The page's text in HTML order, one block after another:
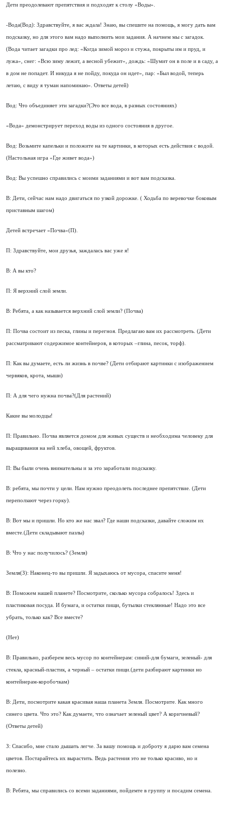
Дети преодолевают препятствия и подходят к столу «Воды».
-Вода(Вод): Здравствуйте, я вас ждала! Знаю, вы спешите на помощь, я могу дать вам
подсказку, но для этого вам надо выполнить мои задания. А начнем мы с загадок.
(Вода читает загадки про лед: «Когда зимой мороз и стужа, покрыты им и пруд, и
лужа», снег: «Всю зиму лежит, а весной убежит», дождь: «Шумит он в поле и в саду, а
в дом не попадет. И никуда я не пойду, покуда он идет», пар: «Был водой, теперь
летаю, с виду я туман напоминаю». Ответы детей)
Вод: Что объединяет эти загадки?(Это все вода, в разных состояниях)
«Вода» демонстрирует переход воды из одного состояния в другое.
Вод: Возьмите капельки и положите на те картинки, в которых есть действия с водой.
(Настольная игра «Где живет вода»)
Вод: Вы успешно справились с моими заданиями и вот вам подсказка.
В: Дети, сейчас нам надо двигаться по узкой дорожке. ( Ходьба по веревочке боковым
приставным шагом)
Детей встречает «Почва»(П).
П: Здравствуйте, мои друзья, заждалась вас уже я!
В: А вы кто?
П: Я верхний слой земли.
В: Ребята, а как называется верхний слой земли? (Почва)
П: Почва состоит из песка, глины и перегноя. Предлагаю вам их рассмотреть. (Дети
рассматривают содержимое контейнеров, в которых –глина, песок, торф).
П: Как вы думаете, есть ли жизнь в почве? (Дети отбирают картинки с изображением
червяков, крота, мыши)
П: А для чего нужна почва?(Для растений)
Какие вы молодцы!
П: Правильно. Почва является домом для живых существ и необходима человеку для
выращивания на ней хлеба, овощей, фруктов.
П: Вы были очень внимательны и за это заработали подсказку.
В: ребята, мы почти у цели. Нам нужно преодолеть последнее препятствие. (Дети
переползают через горку).
В: Вот мы и пришли. Но кто же нас звал? Где наши подсказки, давайте сложим их
вместе.(Дети складывают пазлы)
В: Что у нас получилось? (Земля)
Земля(З): Наконец-то вы пришли. Я задыхаюсь от мусора, спасите меня!
В: Поможем нашей планете? Посмотрите, сколько мусора собралось! Здесь и
пластиковая посуда. И бумага, и остатки пищи, бутылки стеклянные! Надо это все
убрать, только как? Все вместе?
(Нет)
В: Правильно, разберем весь мусор по контейнерам: синий-для бумаги, зеленый- для
стекла, красный-пластик, а черный – остатки пищи.(дети разбирают картинки но
контейнерам-коробочкам)
В: Дети, посмотрите какая красивая наша планета Земля. Посмотрите. Как много
синего цвета. Что это? Как думаете, что означает зеленый цвет? А коричневый?
(Ответы детей)
З: Спасибо, мне стало дышать легче. За вашу помощь и доброту я дарю вам семена
цветов. Постарайтесь их вырастить. Ведь растения это не только красиво, но и
полезно.
В: Ребята, мы справились со всеми заданиями, пойдемте в группу и посадим семена.